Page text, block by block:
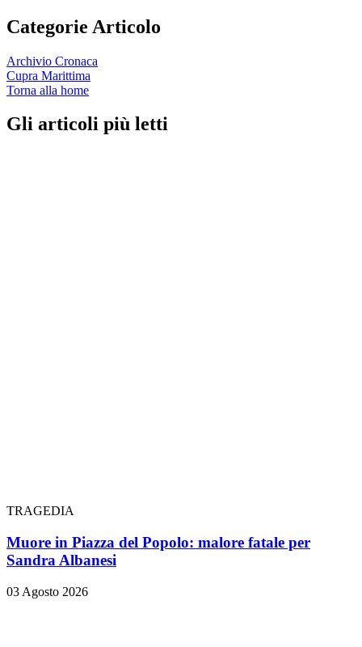
Categorie Articolo
Archivio Cronaca
Cupra Marittima
Torna alla home
Gli articoli più letti
TRAGEDIA
Muore in Piazza del Popolo: malore fatale per
Sandra Albanesi
03 Agosto 2026